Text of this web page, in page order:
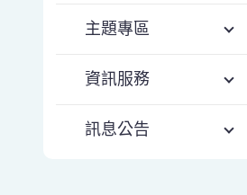
主題專區
資訊服務
訊息公告